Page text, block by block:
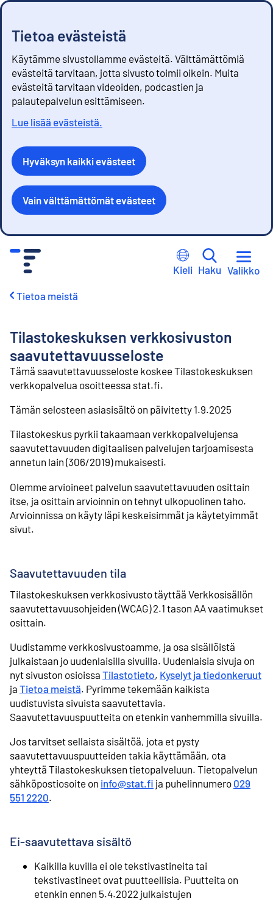
Tietoa evästeistä
Käytämme sivustollamme evästeitä. Välttämättömiä
evästeitä tarvitaan, jotta sivusto toimii oikein. Muita
evästeitä tarvitaan videoiden, podcastien ja
palautepalvelun esittämiseen.
Lue lisää evästeistä.
Hyväksyn kaikki evästeet
Vain välttämättömät evästeet
Kieli Haku Valikko
Tietoa meistä
Tilastokeskuksen verkkosivuston
saavutettavuusseloste
Tämä saavutettavuusseloste koskee Tilastokeskuksen
verkkopalvelua osoitteessa stat.fi.
Tämän selosteen asiasisältö on päivitetty 1.9.2025
Tilastokeskus pyrkii takaamaan verkkopalvelujensa
saavutettavuuden digitaalisen palvelujen tarjoamisesta
annetun lain (306/2019) mukaisesti.
Olemme arvioineet palvelun saavutettavuuden osittain
itse, ja osittain arvioinnin on tehnyt ulkopuolinen taho.
Arvioinnissa on käyty läpi keskeisimmät ja käytetyimmät
sivut.
Saavutettavuuden tila
Tilastokeskuksen verkkosivusto täyttää Verkkosisällön
saavutettavuusohjeiden (WCAG) 2.1 tason AA vaatimukset
osittain.
Uudistamme verkkosivustoamme, ja osa sisällöistä
julkaistaan jo uudenlaisilla sivuilla. Uudenlaisia sivuja on
nyt sivuston osioissa Tilastotieto, Kyselyt ja tiedonkeruut
ja Tietoa meistä. Pyrimme tekemään kaikista
uudistuvista sivuista saavutettavia.
Saavutettavuuspuutteita on etenkin vanhemmilla sivuilla.
Jos tarvitset sellaista sisältöä, jota et pysty
saavutettavuuspuutteiden takia käyttämään, ota
yhteyttä Tilastokeskuksen tietopalveluun. Tietopalvelun
sähköpostiosoite on info@stat.fi ja puhelinnumero 029
551 2220.
Ei-saavutettava sisältö
Kaikilla kuvilla ei ole tekstivastineita tai
tekstivastineet ovat puutteellisia. Puutteita on
etenkin ennen 5.4.2022 julkaistujen